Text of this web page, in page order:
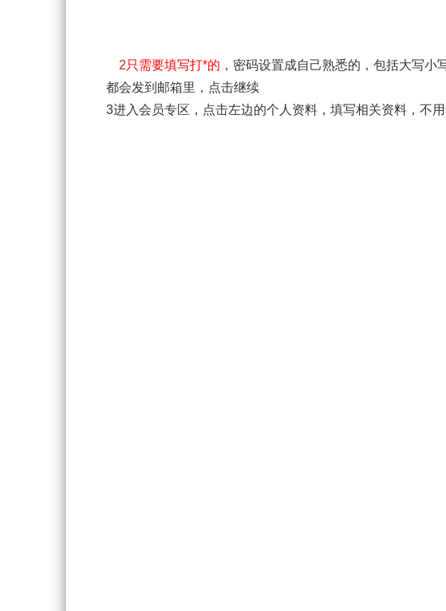
2只需要填写打*的 ，密码设置成自己熟悉的，包括大写
都会发到邮箱里，点击继续
3进入会员专区，点击左边的个人资料，填写相关资料，不